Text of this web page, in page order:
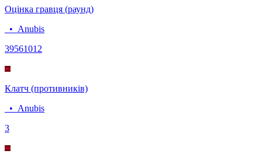
Оцінка гравця (раунд)
• Anubis
39561012
Клатч (противників)
• Anubis
3